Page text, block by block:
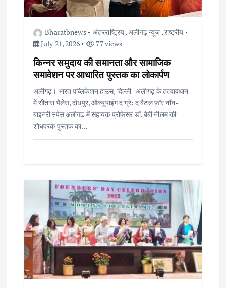
t
Bharatbnews अंतरराष्ट्रिय,अलीगढ़ न्यूज ,राष्ट्रीय
July 21, 2026
77 views
किन्नर समुदाय की समानता और सामाजिक
समावेशन पर आधारित पुस्तक का लोकार्पण
अलीगढ़। भारत पब्लिकेशन हाउस, दिल्ली–अलीगढ़ के तत्वावधान
में सीतारा पैलेस, दोधपुर, ऑक्यूपाइंग द ग्रे: द बैटल फ़ॉर नॉन-
बाइनरी स्पेस अलीगढ़ में सहायक प्रोफेसर डॉ. बेबी नीलम की
शोधपरक पुस्तक का…